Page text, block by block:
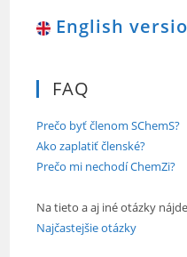
English
FAQ
Prečo byť členom SChemS?
Ako zaplatiť členské?
Prečo mi nechodí ChemZi?
Na tieto a aj iné otázky
Najčastejšie otázky